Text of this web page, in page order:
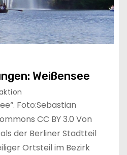
Weißensee
Foto:Sebastian
CC BY 3.0 Von
der Berliner Stadtteil
Ortsteil im Bezirk